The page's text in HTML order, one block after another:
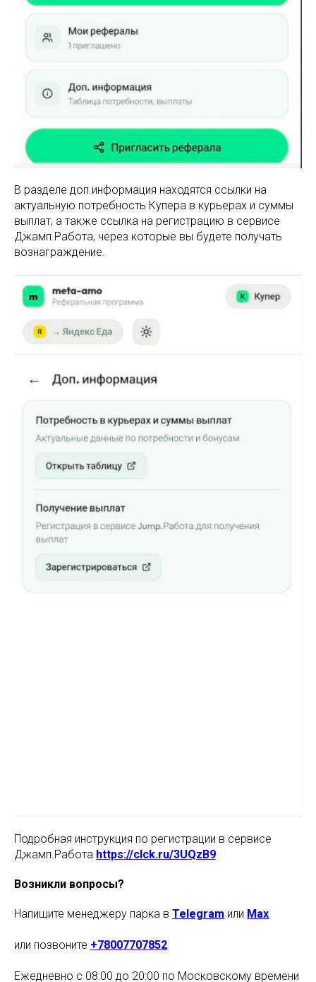
В разделе доп.информация находятся ссылки на
актуальную потребность Купера в курьерах и суммы
выплат, а также ссылка на регистрацию в сервисе
Джамп.Работа, через которые вы будете получать
вознаграждение.
Подробная инструкция по регистрации в сервисе
Джамп.Работа https://clck.ru/3UQzB9
Возникли вопросы?
Напишите менеджеру парка в Telegram или Max
или позвоните +78007707852
Ежедневно с 08:00 до 20:00 по Московскому времени